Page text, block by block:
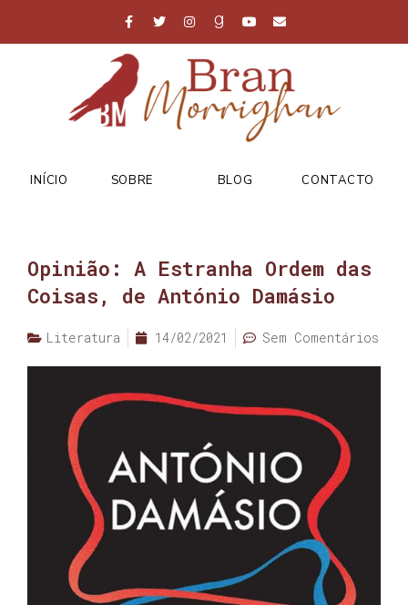
INÍCIO SOBRE BLOG CONTACTO
Opinião: A Estranha Ordem das
Coisas, de António Damásio
Literatura 14/02/2021 Sem Comentários